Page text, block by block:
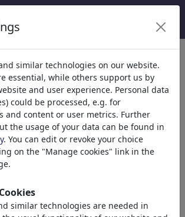
similar technologies on our website.
essential, while others support us by
and user experience. Personal data
could be processed, e.g. for
and content or user metrics. Further
the usage of your data can be found in
. You can edit or revoke your choice
on the "Manage cookies" link in the
similar technologies are needed in